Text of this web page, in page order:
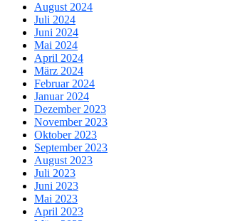
August 2024
Juli 2024
Juni 2024
Mai 2024
April 2024
März 2024
Februar 2024
Januar 2024
Dezember 2023
November 2023
Oktober 2023
September 2023
August 2023
Juli 2023
Juni 2023
Mai 2023
April 2023